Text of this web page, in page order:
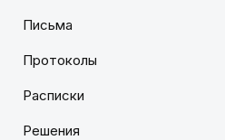
Письма
Протоколы
Расписки
Решения